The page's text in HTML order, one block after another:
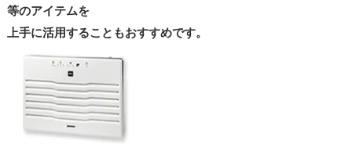
等のアイテムを
上手に活用することもおすすめです。